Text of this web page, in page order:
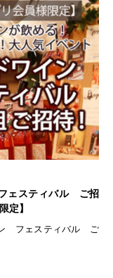
ェスティバル ご招
定】
フェスティバル ご